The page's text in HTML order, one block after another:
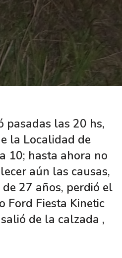
pasadas las 20 hs,
la Localidad de
10; hasta ahora no
aún las causas,
27 años, perdió el
Ford Fiesta Kinetic
de la calzada ,